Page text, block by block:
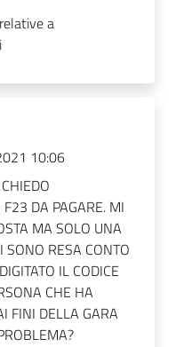
a
10:06
DA PAGARE. MI
MA SOLO UNA
SONO RESA CONTO
IL CODICE
CHE HA
FINI DELLA GARA